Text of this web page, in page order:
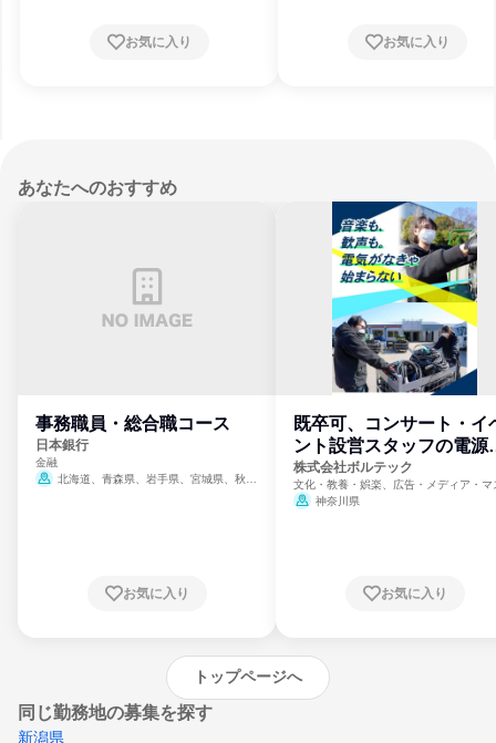
お気に入り お気に入り
あなたへのおすすめ
事務職員・総合職コース
日本銀行
金融
北海道、青森県、岩手県、宮城県、秋田
崎県、熊本県、大分県、宮崎県、鹿児島県、
お気に入り
既卒可、コンサート・イ
ント設営スタッフの電源
門
株式会社ボルテック
文化・教養・娯楽、広告・メディア・マ
ミ、電力・ガス・水道・エネルギー
神奈川県
お気に入り
トップページへ
同じ勤務地の募集を探す
新潟県